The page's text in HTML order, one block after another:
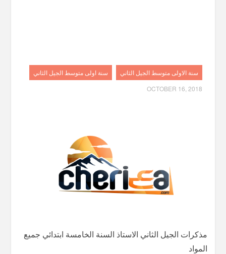
سنة الاولى متوسط الجيل الثاني
سنة اولى متوسط الجيل الثاني
OCTOBER 16, 2018
مذكرات الجيل الثاني الاستاذ السنة الخامسة ابتدائي جميع
المواد